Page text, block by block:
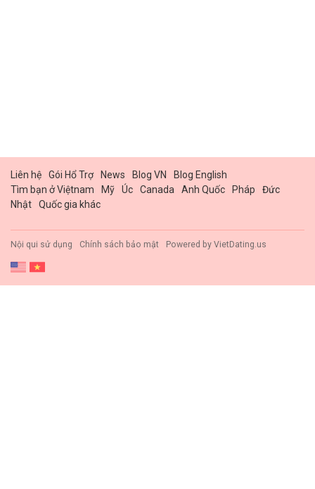
Liên hệ Gói Hổ Trợ News Blog VN
Blog English
Tìm bạn ở Việtnam
Mỹ Úc Canada Anh Quốc Pháp
Đức
Nhật
Quốc gia khác
Nội qui sử dụng Chính sách bảo mật Powered by VietDating.us